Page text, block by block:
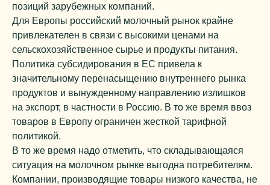
позиций зарубежных компаний.
Для Европы российский молочный рынок крайне
привлекателен в связи с высокими ценами на
сельскохозяйственное сырье и продукты питания.
Политика субсидирования в ЕС привела к
значительному перенасыщению внутреннего рынка
продуктов и вынужденному направлению излишков
на экспорт, в частности в Россию. В то же время ввоз
товаров в Европу ограничен жесткой тарифной
политикой.
В то же время надо отметить, что складывающаяся
ситуация на молочном рынке выгодна потребителям.
Компании, производящие товары низкого качества, не